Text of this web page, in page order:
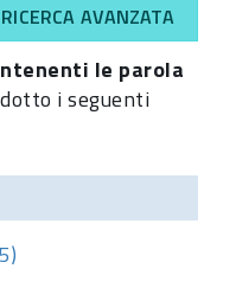
RICERCA AVANZATA
le parola
i seguenti